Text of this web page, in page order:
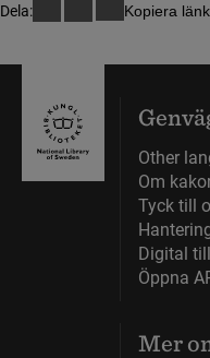
Dela: Kopiera länk
Other
Om
Tyck till
Digital
Öppna
Mer